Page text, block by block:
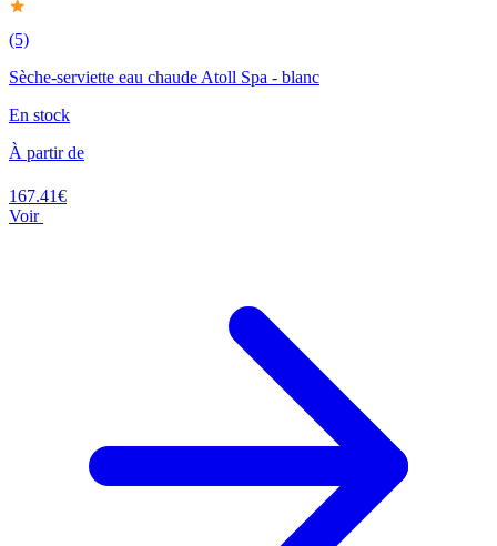
(5)
Sèche-serviette eau chaude Atoll Spa - blanc
En stock
À partir de
167.41€
Voir